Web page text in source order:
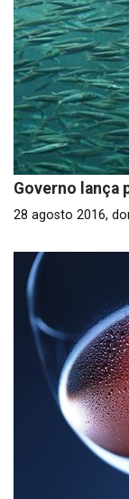
Governo lança
28 agosto 2016,